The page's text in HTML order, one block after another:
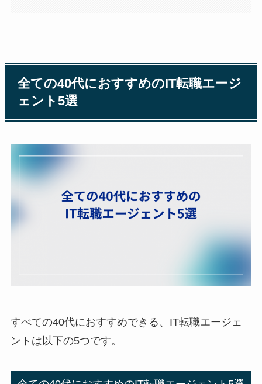
全ての40代におすすめのIT転職エージ
ェント5選
すべての40代におすすめできる、IT転職エージェ
ントは以下の5つです。